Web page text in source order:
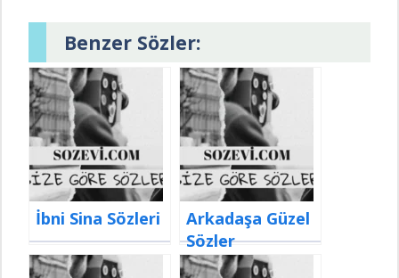
Benzer Sözler:
İbni Sina Sözleri
Arkadaşa Güzel
Sözler